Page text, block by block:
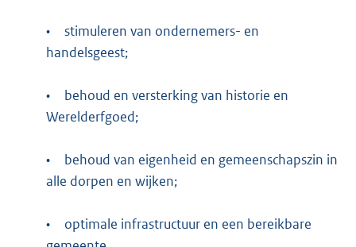
•
stimuleren van ondernemers- en
handelsgeest;
•
behoud en versterking van historie en
Werelderfgoed;
•
behoud van eigenheid en gemeenschapszin in
alle dorpen en wijken;
•
optimale infrastructuur en een bereikbare